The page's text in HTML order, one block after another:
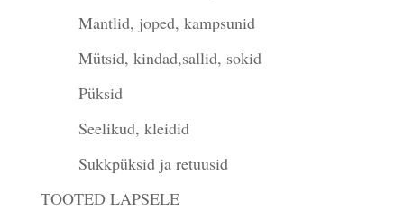
Mantlid, joped, kampsunid
Mütsid, kindad,sallid, sokid
Püksid
Seelikud, kleidid
Sukkpüksid ja retuusid
TOOTED LAPSELE